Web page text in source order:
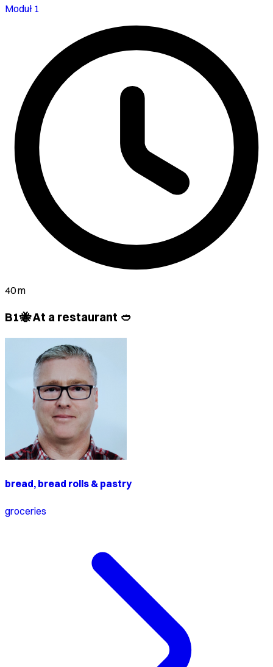
Moduł 1
40 m
B1🐝 At a restaurant 🥙
bread, bread rolls & pastry
groceries